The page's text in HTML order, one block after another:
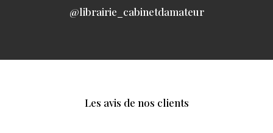
@librairie_cabinetdamateur
Les avis de nos clients